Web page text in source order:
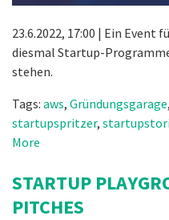
23.6.2022, 17:00 | Ein Event
diesmal Startup-
stehen.
Tags: aws, Gründungsgarage,
startupspritzer,
More
STARTUP
PITCHES